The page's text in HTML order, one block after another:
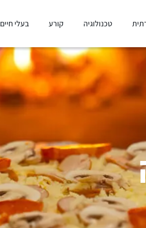
טכנולוגיה קורע בעלי חיים